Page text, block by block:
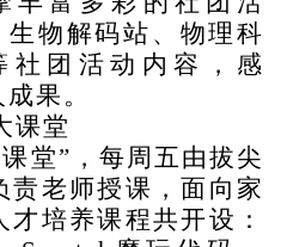
物解码站、物理科
社团活动内容，感
果。
课堂
堂”，每周五由拔尖
责老师授课，面向家
培养课程共开设：